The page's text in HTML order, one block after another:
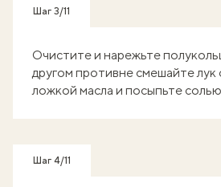
Шаг 3/11
Очистите и нарежьте
другом противне смешайте лук
ложкой масла и посыпьте
Шаг 4/11